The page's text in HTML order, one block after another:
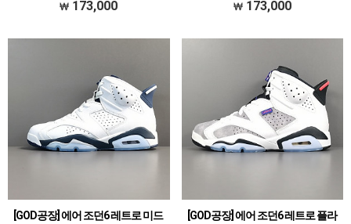
173,000 173,000
[GOD공장] 에어 조던6 레트로 미드
[GOD공장] 에어 조던6 레트로 플라